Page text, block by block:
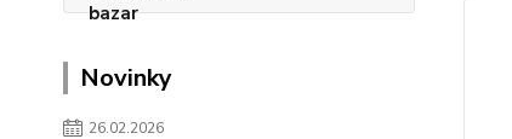
Novinky
26.02.2026